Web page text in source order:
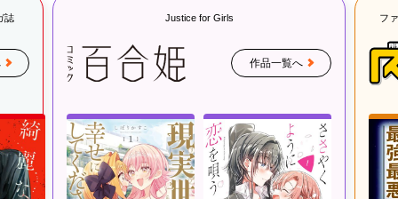
誌 Justice for Girls
作品一覧へ
フ